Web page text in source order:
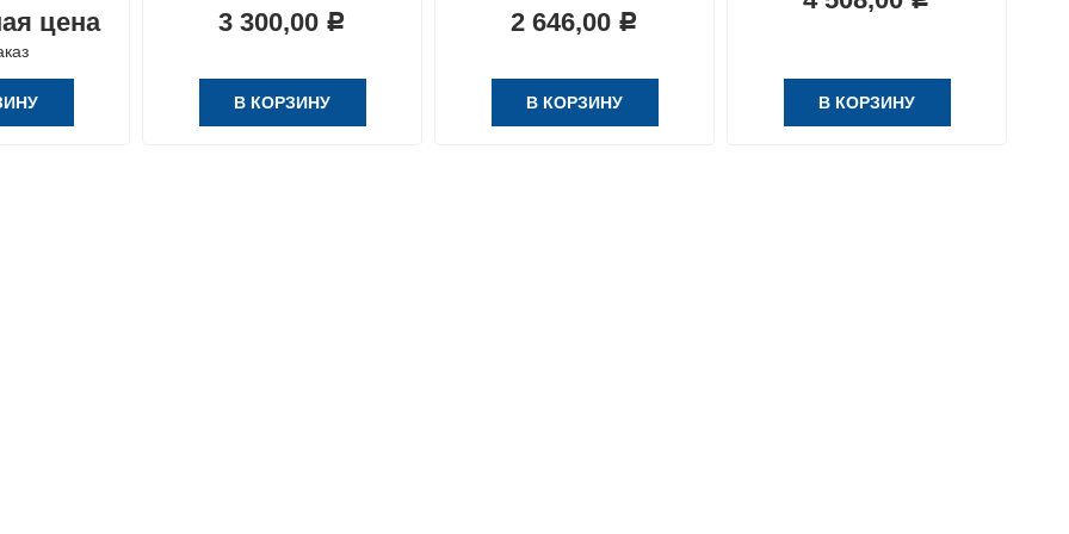
цена 3 300,00 Р
В КОРЗИНУ
2 646,00 Р
В КОРЗИНУ В КОРЗИНУ